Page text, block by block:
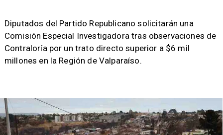
​Diputados del Partido Republicano solicitarán una
Comisión Especial Investigadora tras observaciones de
Contraloría por un trato directo superior a $6 mil
millones en la Región de Valparaíso.